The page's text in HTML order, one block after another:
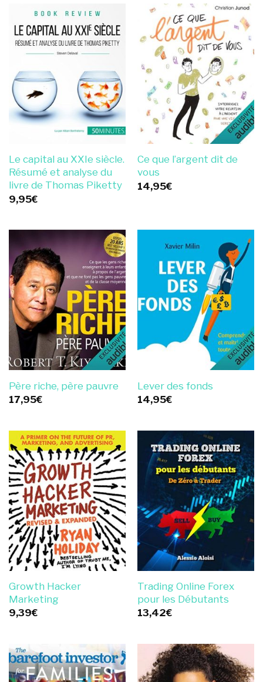
Le capital au XXIe siècle.
Résumé et analyse du
livre de Thomas Piketty
9,95€
Ce que l’argent dit de
vous
14,95€
Père riche, père pauvre
17,95€
Lever des fonds
14,95€
Growth Hacker
Marketing
9,39€
Trading Online Forex
pour les Débutants
13,42€